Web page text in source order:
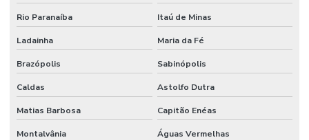
Rio Paranaíba Itaú de Minas
Ladainha Maria da Fé
Brazópolis Sabinópolis
Caldas Astolfo Dutra
Matias Barbosa Capitão Enéas
Montalvânia Águas Vermelhas